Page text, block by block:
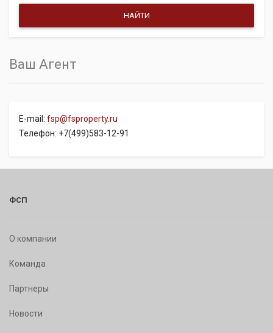
Ваш Агент
E-mail: fsp@fsproperty.ru
Телефон: +7(499)583-12-91
ФСП
О компании
Команда
Партнеры
Новости